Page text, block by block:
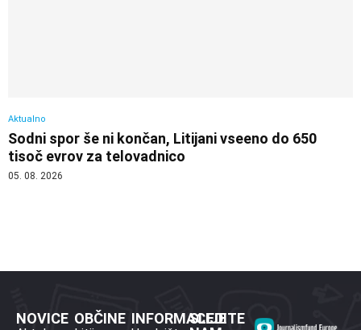
Aktualno
Sodni spor še ni končan, Litijani vseeno do 650
tisoč evrov za telovadnico
05. 08. 2026
NOVICE OBČINE INFORMACIJE
SLEDITE